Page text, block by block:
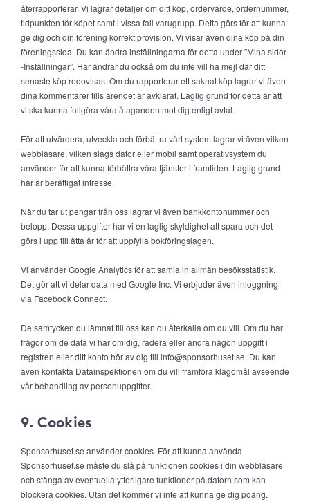
återrapporterar. Vi lagrar detaljer om ditt köp, ordervärde, ordernummer,
tidpunkten för köpet samt i vissa fall varugrupp. Detta görs för att kunna
ge dig och din förening korrekt provision. Vi visar även dina köp på din
föreningssida. Du kan ändra inställningarna för detta under ”Mina sidor
-Inställningar”. Här ändrar du också om du inte vill ha mejl där ditt
senaste köp redovisas. Om du rapporterar ett saknat köp lagrar vi även
dina kommentarer tills ärendet är avklarat. Laglig grund för detta är att
vi ska kunna fullgöra våra åtaganden mot dig enligt avtal.
För att utvärdera, utveckla och förbättra vårt system lagrar vi även vilken
webbläsare, vilken slags dator eller mobil samt operativsystem du
använder för att kunna förbättra våra tjänster i framtiden. Laglig grund
här är berättigat intresse.
När du tar ut pengar från oss lagrar vi även bankkontonummer och
belopp. Dessa uppgifter har vi en laglig skyldighet att spara och det
görs i upp till åtta år för att uppfylla bokföringslagen.
Vi använder Google Analytics för att samla in allmän besöksstatistik.
Det gör att vi delar data med Google Inc. Vi erbjuder även inloggning
via Facebook Connect.
De samtycken du lämnat till oss kan du återkalla om du vill. Om du har
frågor om de data vi har om dig, radera eller ändra någon uppgift i
registren eller ditt konto hör av dig till info@sponsorhuset.se. Du kan
även kontakta Datainspektionen om du vill framföra klagomål avseende
vår behandling av personuppgifter.
9. Cookies
Sponsorhuset.se använder cookies. För att kunna använda
Sponsorhuset.se måste du slå på funktionen cookies i din webbläsare
och stänga av eventuella ytterligare funktioner på datorn som kan
blockera cookies. Utan det kommer vi inte att kunna ge dig poäng.